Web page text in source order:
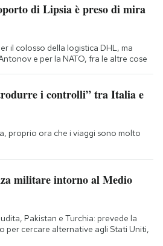
di Lipsia è preso di mira
il colosso della logistica DHL, ma
e per la NATO, fra le altre cose
i controlli” tra Italia e
proprio ora che i viaggi sono molto
militare intorno al Medio
Pakistan e Turchia: prevede la
per cercare alternative agli Stati Uniti,